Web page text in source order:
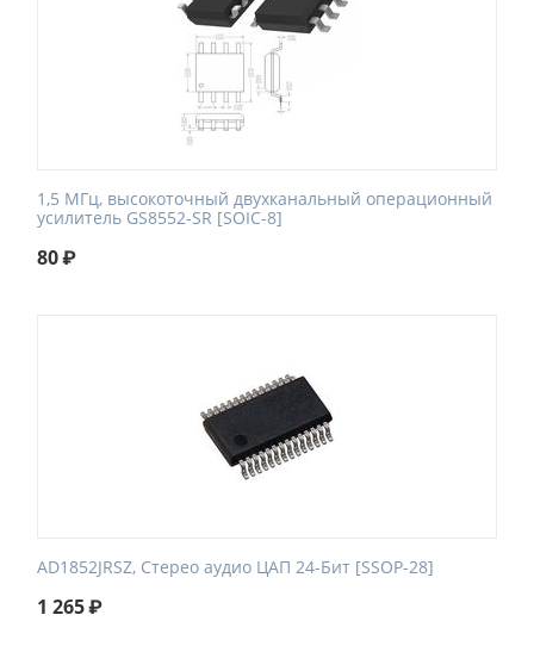
1,5 МГц, высокоточный двухканальный операционный
усилитель GS8552-SR [SOIC-8]
80₽
AD1852JRSZ, Стерео аудио ЦАП 24-Бит [SSOP-28]
1 265₽